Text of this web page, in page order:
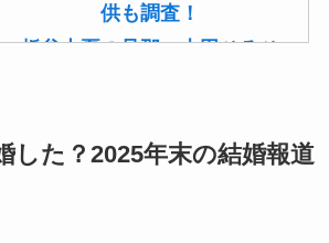
供も調査！
板谷由夏の旦那・古田ひろひ
菊池桃子の旦那・新原浩朗(官
した？2025年末の結婚報道